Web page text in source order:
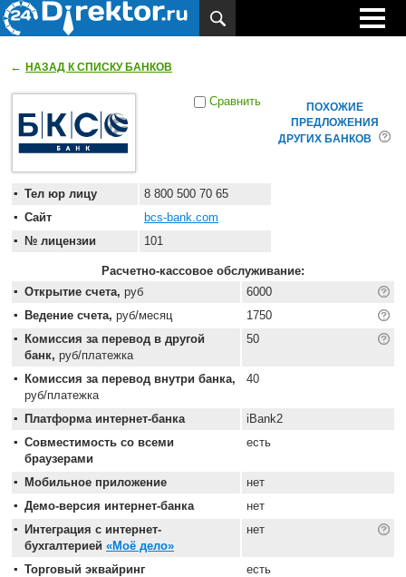
← НАЗАД К СПИСКУ БАНКОВ
Сравнить
Тел юр лицу
8 800 500 70 65
Сайт
bcs-bank.com
№ лицензии
101
Расчетно-кассовое обслуживание:
Открытие счета, руб
6000
Ведение счета, руб/месяц
1750
Комиссия за перевод в другой
банк, руб/платежка
50
Комиссия за перевод внутри банка,
руб/платежка
40
Платформа интернет-банка
iBank2
Совместимость со всеми
браузерами
есть
Мобильное приложение
нет
Демо-версия интернет-банка
нет
Интеграция с интернет-
бухгалтерией «Моё дело»
нет
Торговый эквайринг
есть
ПОХОЖИЕ
ПРЕДЛОЖЕНИЯ
ДРУГИХ БАНКОВ